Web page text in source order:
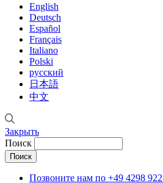
English
Deutsch
Español
Français
Italiano
Polski
русский
日本語
中文
Закрыть
Поиск
Позвоните нам по +49 4298